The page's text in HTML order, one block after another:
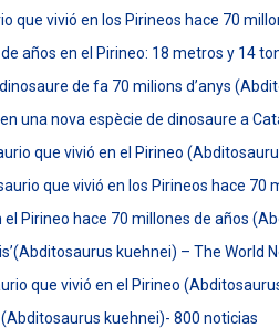
que vivió en los Pirineos hace 70
años en el Pirineo: 18 metros y 14
de fa 70 milions d’anys
una nova espècie de dinosaure a
que vivió en el Pirineo
que vivió en los Pirineos hace
Pirineo hace 70 millones de años
(Abditosaurus kuehnei) – The World
que vivió en el Pirineo
(Abditosaurus kuehnei)- 800 noticias